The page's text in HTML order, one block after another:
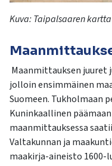
Kuva:Taipalsaaren kartta
Maanmittauksen juuret
jolloin ensimmäinen
Suomeen. Tukholmaan
Kuninkaallinen
maanmittauksessa
Valtakunnan ja
maakirja-aineisto 1600-